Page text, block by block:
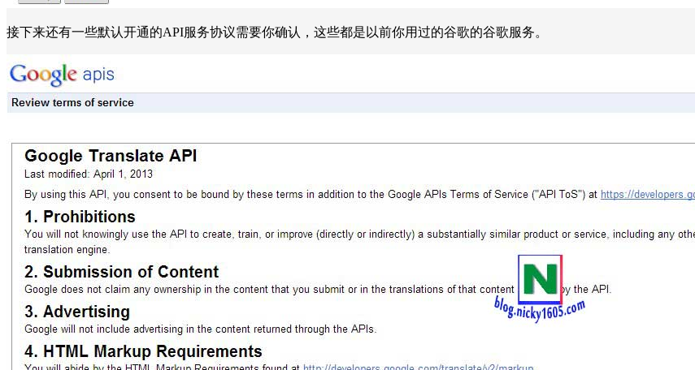
接下来还有一些默认开通的API服务协议需要你确认，这些都是以前你用过的谷歌的谷歌服务。